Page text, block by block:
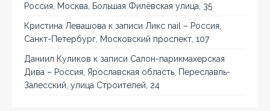
Россия, Москва, Большая Филёвская улица, 35
Кристина Левашова к записи Ликс nail – Россия,
Санкт-Петербург, Московский проспект, 107
Даниил Куликов к записи Салон-парикмахерская
Дива – Россия, Ярославская область, Переславль-
Залесский, улица Строителей, 24